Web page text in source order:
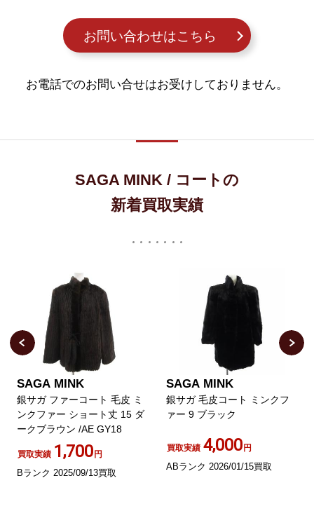
お問い合わせはこちら
お電話でのお問い合せはお受けしておりません。
SAGA MINK / コートの
新着買取実績
SAGA MINK
銀サガ ファーコート 毛皮 ミ
ンクファー ショート丈 15 ダ
ークブラウン /AE GY18
買取実績 1,700円
Bランク 2025/09/13買取
SAGA MINK
銀サガ 毛皮コート ミンクフ
ァー 9 ブラック
買取実績 4,000円
ABランク 2026/01/15買取